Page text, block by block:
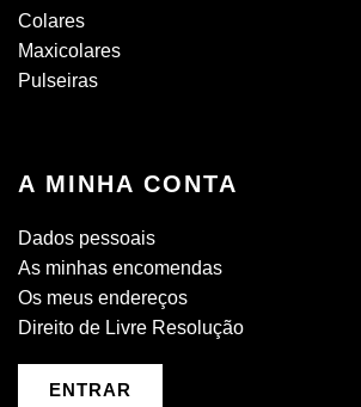
Colares
Maxicolares
Pulseiras
A MINHA CONTA
Dados pessoais
As minhas encomendas
Os meus endereços
Direito de Livre Resolução
ENTRAR